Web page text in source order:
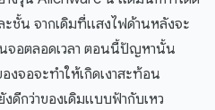
ชั้น จากเดิมที่แสงไฟด้านหลังจะ
นจอตลอดเวลา ตอนนี้ปัญหานั้น
งจอจะทำให้เกิดเงาสะท้อน
ดีกว่าของเดิมแบบฟ้ากับเหว